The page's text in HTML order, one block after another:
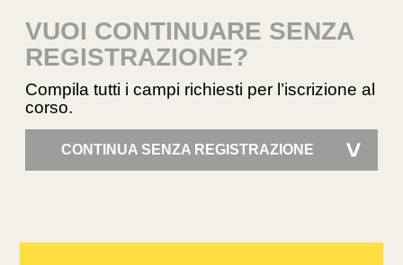
VUOI CONTINUARE SENZA
REGISTRAZIONE?
Compila tutti i campi richiesti per l’iscrizione al
corso.
CONTINUA SENZA REGISTRAZIONE >